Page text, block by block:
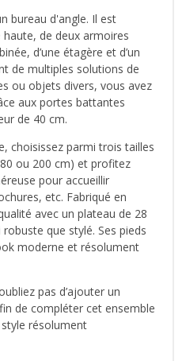
bureau d'angle. Il est
haute, de deux armoires
d’une étagère et d’un
de multiples solutions de
ou objets divers, vous avez
aux portes battantes
de 40 cm.
choisissez parmi trois tailles
ou 200 cm) et profitez
pour accueillir
etc. Fabriqué en
avec un plateau de 28
que stylé. Ses pieds
moderne et résolument
pas d’ajouter un
de compléter cet ensemble
résolument